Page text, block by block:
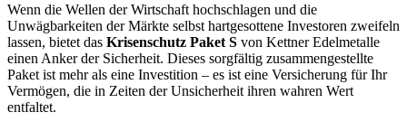
Wenn die Wellen der Wirtschaft hochschlagen und die
Unwägbarkeiten der Märkte selbst hartgesottene Investoren zweifeln
lassen, bietet das Krisenschutz Paket S von Kettner Edelmetalle
einen Anker der Sicherheit. Dieses sorgfältig zusammengestellte
Paket ist mehr als eine Investition – es ist eine Versicherung für Ihr
Vermögen, die in Zeiten der Unsicherheit ihren wahren Wert
entfaltet.